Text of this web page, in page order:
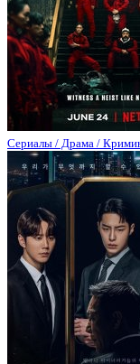
Сериалы / Драма /